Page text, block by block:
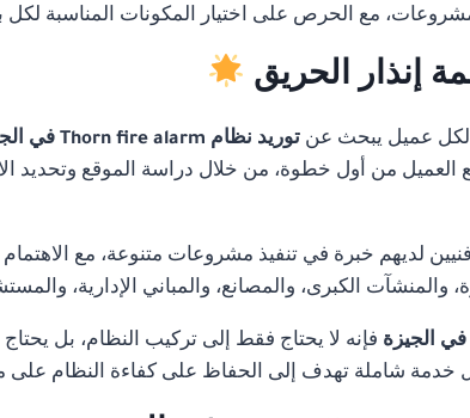
مع الحرص على اختيار المكونات المناسبة لكل
إنذار الحريق
لكل عميل يبحث عن توريد نظام Thorn fire alarm في الجيزة
العميل من أول خطوة، من خلال دراسة الموقع وتحديد
لديهم خبرة في تنفيذ مشروعات متنوعة، مع الاهتمام
الكبرى، والمصانع، والمباني الإدارية،
فإنه لا يحتاج فقط إلى تركيب النظام، بل
خدمة شاملة تهدف إلى الحفاظ على كفاءة النظام على